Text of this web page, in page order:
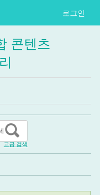
로그인
콘텐츠
고급 검색